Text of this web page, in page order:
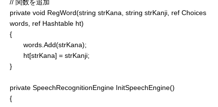
// 関数を追加
private void RegWord(string strKana, string strKanji, ref Choices
words, ref Hashtable ht)
{
words.Add(strKana);
ht[strKana] = strKanji;
}
private SpeechRecognitionEngine InitSpeechEngine()
{